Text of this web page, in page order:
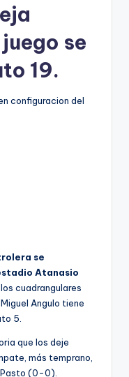
se
19.
configuracion del
se
Atanasio
cuadrangulares
Angulo tiene
5.
que los deje
más temprano,
Pasto (0-0).